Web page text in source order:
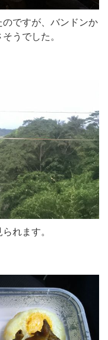
ですが、バンドンか
うでした。
れます。